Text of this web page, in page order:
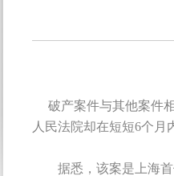
破产案件与其他案件
人民法院却在短短6个
据悉，该案是上海首